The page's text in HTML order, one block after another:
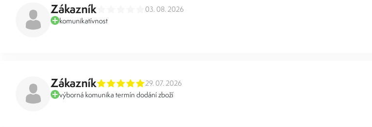
Zákazník 03. 08. 2026
komunikatívnost
Zákazník 29. 07. 2026
výborná komunika termín dodání zboží